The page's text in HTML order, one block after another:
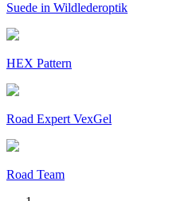
Suede in Wildlederoptik
HEX Pattern
Road Expert VexGel
Road Team